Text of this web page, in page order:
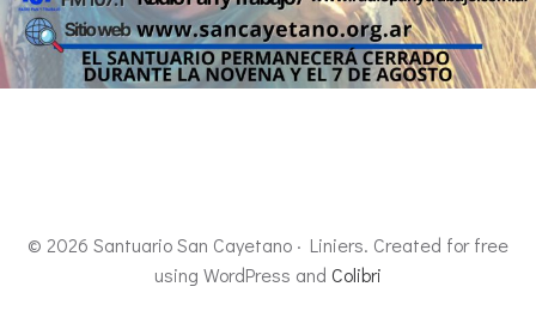
© 2026 Santuario San Cayetano · Liniers. Created for free
using WordPress and Colibri